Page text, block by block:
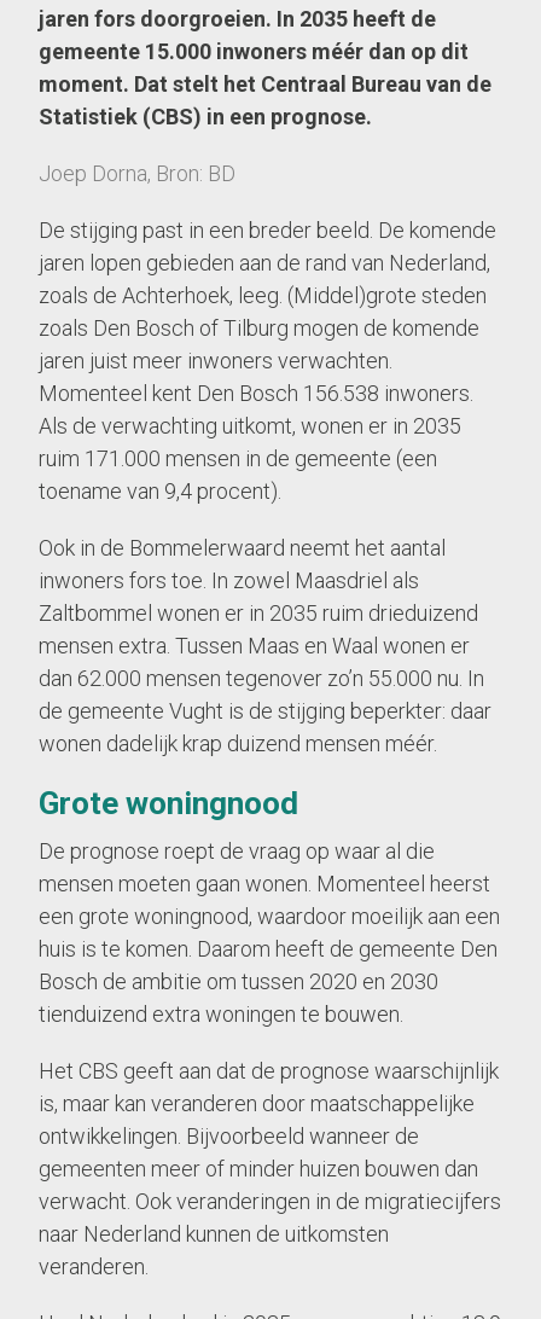
jaren fors doorgroeien. In 2035 heeft de
gemeente 15.000 inwoners méér dan op dit
moment. Dat stelt het Centraal Bureau van de
Statistiek (CBS) in een prognose.
Joep Dorna, Bron: BD
De stijging past in een breder beeld. De komende
jaren lopen gebieden aan de rand van Nederland,
zoals de Achterhoek, leeg. (Middel)grote steden
zoals Den Bosch of Tilburg mogen de komende
jaren juist meer inwoners verwachten.
Momenteel kent Den Bosch 156.538 inwoners.
Als de verwachting uitkomt, wonen er in 2035
ruim 171.000 mensen in de gemeente (een
toename van 9,4 procent).
Ook in de Bommelerwaard neemt het aantal
inwoners fors toe. In zowel Maasdriel als
Zaltbommel wonen er in 2035 ruim drieduizend
mensen extra. Tussen Maas en Waal wonen er
dan 62.000 mensen tegenover zo’n 55.000 nu. In
de gemeente Vught is de stijging beperkter: daar
wonen dadelijk krap duizend mensen méér.
Grote woningnood
De prognose roept de vraag op waar al die
mensen moeten gaan wonen. Momenteel heerst
een grote woningnood, waardoor moeilijk aan een
huis is te komen. Daarom heeft de gemeente Den
Bosch de ambitie om tussen 2020 en 2030
tienduizend extra woningen te bouwen.
Het CBS geeft aan dat de prognose waarschijnlijk
is, maar kan veranderen door maatschappelijke
ontwikkelingen. Bijvoorbeeld wanneer de
gemeenten meer of minder huizen bouwen dan
verwacht. Ook veranderingen in de migratiecijfers
naar Nederland kunnen de uitkomsten
veranderen.